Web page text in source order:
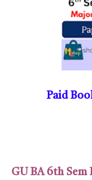
Paid
GU BA 6th